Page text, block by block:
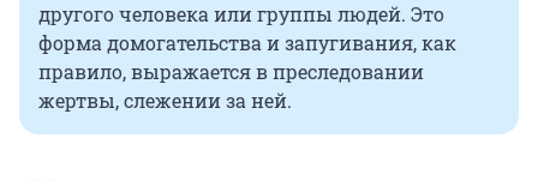
другого человека или группы людей. Это
форма домогательства и запугивания, как
правило, выражается в преследовании
жертвы, слежении за ней.